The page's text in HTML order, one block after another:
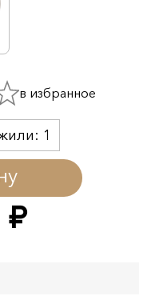
руб.
1
в избранное